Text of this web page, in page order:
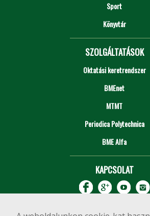
Sport
Könyvtár
SZOLGÁLTATÁSOK
Oktatási keretrendszer
BMEnet
MTMT
Periodica Polytechnica
BME Alfa
KAPCSOLAT